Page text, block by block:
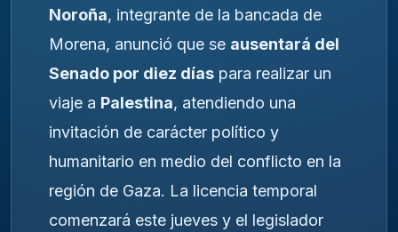
Noroña, integrante de la bancada de
Morena, anunció que se ausentará del
Senado por diez días para realizar un
viaje a Palestina, atendiendo una
invitación de carácter político y
humanitario en medio del conflicto en la
región de Gaza. La licencia temporal
comenzará este jueves y el legislador